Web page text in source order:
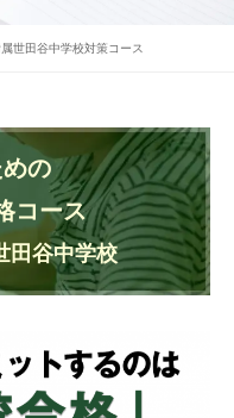
世田谷中学校対策コース
の
コース
田谷中学校